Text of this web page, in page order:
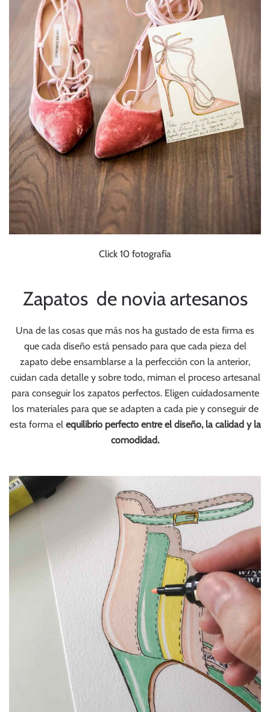
Click 10 fotografía
Zapatos de novia artesanos
Una de las cosas que más nos ha gustado de esta firma es
que cada diseño está pensado para que cada pieza del
zapato debe ensamblarse a la perfección con la anterior,
cuidan cada detalle y sobre todo, miman el proceso artesanal
para conseguir los zapatos perfectos. Eligen cuidadosamente
los materiales para que se adapten a cada pie y conseguir de
esta forma el equilibrio perfecto entre el diseño, la calidad y la
comodidad.